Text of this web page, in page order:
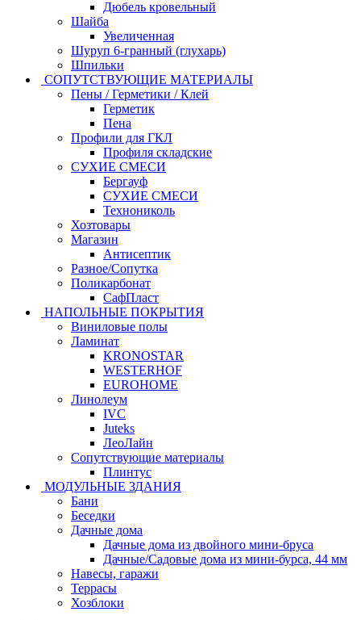
Дюбель кровельный
Шайба
Увеличенная
Шуруп 6-гранный (глухарь)
Шпильки
СОПУТСТВУЮЩИЕ МАТЕРИАЛЫ
Пены / Герметики / Клей
Герметик
Пена
Профили для ГКЛ
Профиля складские
СУХИЕ СМЕСИ
Бергауф
СУХИЕ СМЕСИ
Технониколь
Хозтовары
Магазин
Антисептик
Разное/Сопутка
Поликарбонат
СафПласт
НАПОЛЬНЫЕ ПОКРЫТИЯ
Виниловые полы
Ламинат
KRONOSTAR
WESTERHOF
EUROHOME
Линолеум
IVC
Juteks
ЛеоЛайн
Сопутствующие материалы
Плинтус
МОДУЛЬНЫЕ ЗДАНИЯ
Бани
Беседки
Дачные дома
Дачные дома из двойного мини-бруса
Дачные/Садовые дома из мини-бурса, 44 мм
Навесы, гаражи
Террасы
Хозблоки